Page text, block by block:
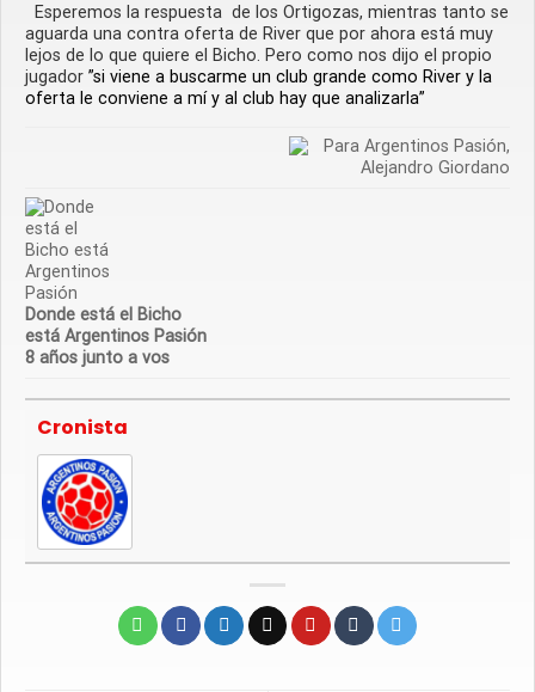
Esperemos la respuesta de los Ortigozas, mientras tanto se
aguarda una contra oferta de River que por ahora está muy
lejos de lo que quiere el Bicho. Pero como nos dijo el propio
jugador ”si viene a buscarme un club grande como River y la
oferta le conviene a mí y al club hay que analizarla”
Donde está el Bicho
está Argentinos Pasión
8 años junto a vos
Cronista